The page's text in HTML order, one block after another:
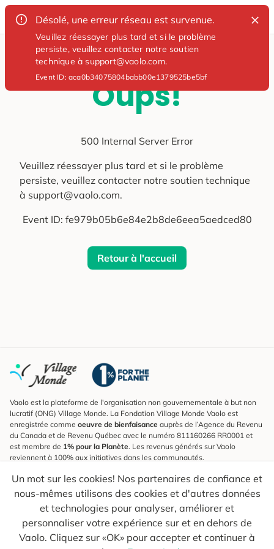
Désolé, une erreur réseau est survenue.
Veuillez réessayer plus tard et si le problème
persiste, veuillez contacter notre soutien
technique à support@vaolo.com.
Event ID:aca0b34075804babb00e1379525be5bf
Oups!
500 Internal Server Error
Veuillez réessayer plus tard et si le problème
persiste, veuillez contacter notre soutien technique
à support@vaolo.com.
Event ID: fe979b05b6e84e2b8de6eea5aedced80
Retour à l'accueil
Un mot sur les cookies! Nos partenaires de confiance et
nous-mêmes utilisons des cookies et d'autres données
et technologies pour analyser, améliorer et
personnaliser votre expérience sur et en dehors de
Vaolo. Cliquez sur «OK» pour accepter et continuer à
Vaolo est la plateforme de l'organisation non gouvernementale à but non
lucratif (ONG) Village Monde. La Fondation Village Monde Vaolo est
enregistrée comme oeuvre de bienfaisance auprès de l’Agence du Revenu
du Canada et de Revenu Québec avec le numéro 811160266 RR0001 et
est membre de 1% pour la Planète. Les revenus générés sur Vaolo
reviennent à 100% aux initiatives dans les communautés.
S'inscrire à l'infolettre
Pour connaître les nouveautés, suivre nos explorateurs et recevoir des
astuces pour des voyages plus conscients.
Ton courriel Envoyer